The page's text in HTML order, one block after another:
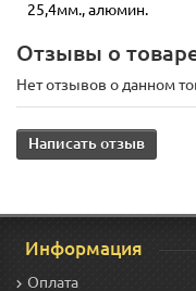
25,4мм., алюмин.
Отзывы о
Нет отзывов о данном
Написать отзыв
Информация
Оплата